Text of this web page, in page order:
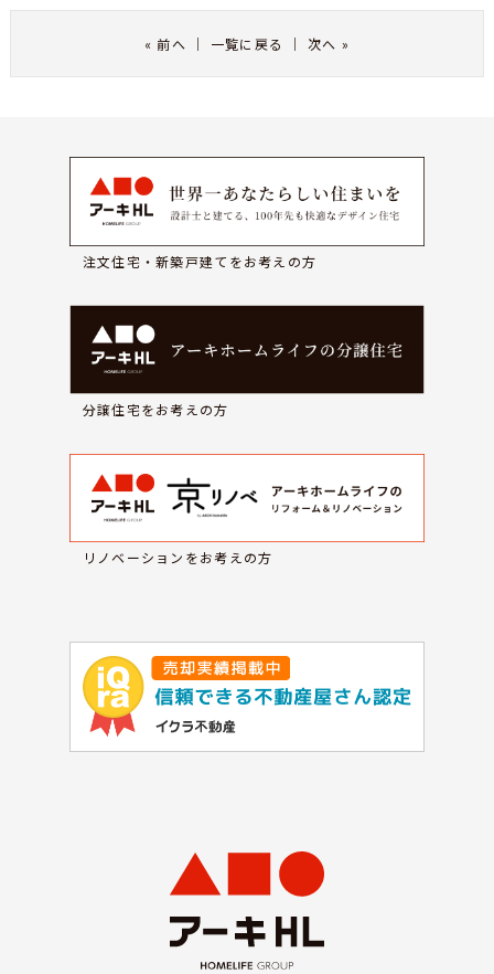
« 前へ ｜ 一覧に戻る ｜次へ »
注文住宅・新築戸建てをお考えの方
分譲住宅をお考えの方
リノベーションをお考えの方